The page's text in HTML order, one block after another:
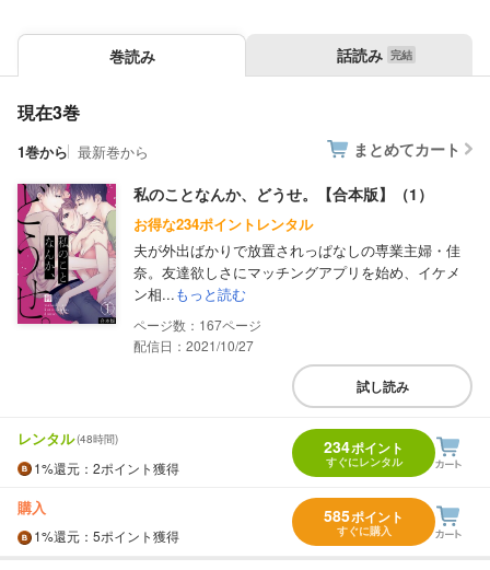
巻読み 話読み
現在3巻
1巻から 最新巻から まとめてカート
私のことなんか、どうせ。【合本版】（1）
お得な234ポイントレンタル
夫が外出ばかりで放置されっぱなしの専業主婦・佳
奈。友達欲しさにマッチングアプリを始め、イケメ
ン相...もっと読む
167
配信日：2021/10/27
試し読み
レンタル(48時間)
1%還元 ：2ポイント獲得
234ポイント
すぐにレンタル
購入
1%還元 ：5ポイント獲得
585ポイント
すぐに購入